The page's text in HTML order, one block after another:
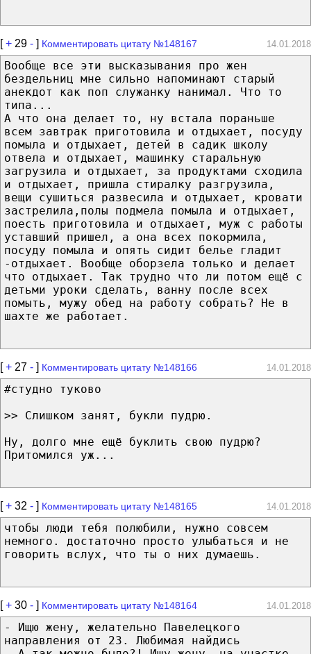
[+ 29 - ] Комментировать цитату №148167 14.01.2018
Вообще все эти высказывания про жен
бездельниц мне сильно напоминают старый
анекдот как поп служанку нанимал. Что то
типа...
А что она делает то, ну встала пораньше
всем завтрак приготовила и отдыхает, посуду
помыла и отдыхает, детей в садик школу
отвела и отдыхает, машинку старальную
загрузила и отдыхает, за продуктами сходила
и отдыхает, пришла стиралку разгрузила,
вещи сушиться развесила и отдыхает, кровати
застрелила,полы подмела помыла и отдыхает,
поесть приготовила и отдыхает, муж с работы
уставший пришел, а она всех покормила,
посуду помыла и опять сидит белье гладит
-отдыхает. Вообще оборзела только и делает
что отдыхает. Так трудно что ли потом ещё с
детьми уроки сделать, ванну после всех
помыть, мужу обед на работу собрать? Не в
шахте же работает.
[+ 27 - ] Комментировать цитату №148166 14.01.2018
#студно туково
>> Слишком занят, букли пудрю.
Ну, долго мне ещё буклить свою пудрю?
Притомился уж...
[+ 32 - ] Комментировать цитату №148165 14.01.2018
чтобы люди тебя полюбили, нужно совсем
немного. достаточно просто улыбаться и не
говорить вслух, что ты о них думаешь.
[+ 30 - ] Комментировать цитату №148164 14.01.2018
- Ищю жену, желательно Павелецкого
направления от 23. Любимая найдись